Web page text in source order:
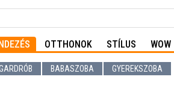
OTTHONOK STÍLUS WOW
BABASZOBA
GYEREKSZOBA